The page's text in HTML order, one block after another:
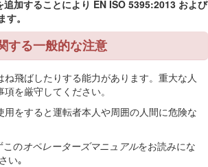
加することにより EN ISO 5395:2013 および
。
する一般的な注意
飛ばしたりする能力があります。重大な人
を厳守してください。
をすると運転者本人や周囲の人間に危険な
このオペレーターズマニュアルをお読みにな
い｡
従事するプロのオペレータが運転操作する
あるいは商用目的で使用される芝生に対す
刈り取りなどを目的とした機械ではありませ
に記載されてい
ります。安全な運転操作や安全確保のため